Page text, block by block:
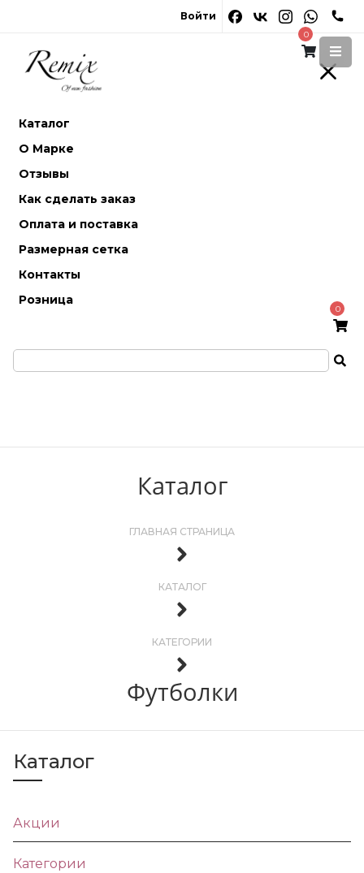
Войти
0
Каталог
О Марке
Отзывы
Как сделать заказ
Оплата и поставка
Размерная сетка
Контакты
Розница
0
Каталог
ГЛАВНАЯ СТРАНИЦА
КАТАЛОГ
КАТЕГОРИИ
Футболки
Каталог
Акции
Категории